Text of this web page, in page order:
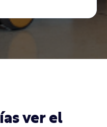
ver el